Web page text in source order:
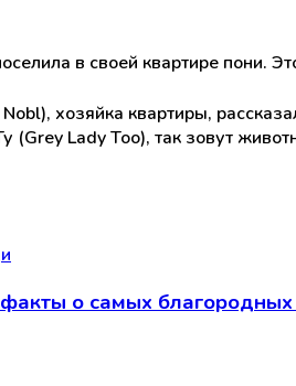
в своей квартире пони.
хозяйка квартиры,
Lady Too), так зовут
о самых